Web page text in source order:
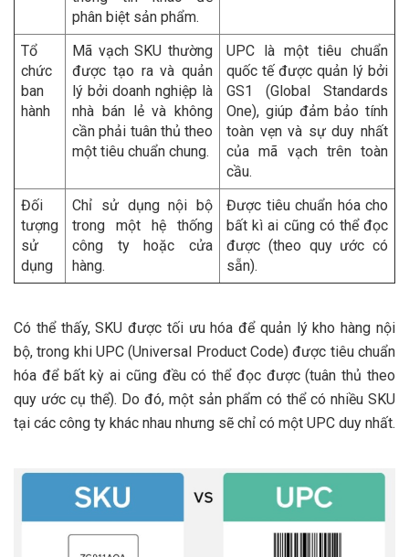
phân biệt sản phẩm.
Tổ
chức
ban
hành
Mã vạch SKU thường
được tạo ra và quản
lý bởi doanh nghiệp là
nhà bán lẻ và không
cần phải tuân thủ theo
một tiêu chuẩn chung.
UPC là một tiêu chuẩn
quốc tế được quản lý bởi
GS1 (Global Standards
One), giúp đảm bảo tính
toàn vẹn và sự duy nhất
của mã vạch trên toàn
cầu.
Đối
tượng
sử
dụng
Chỉ sử dụng nội bộ
trong một hệ thống
công ty hoặc cửa
hàng.
Được tiêu chuẩn hóa cho
bất kì ai cũng có thể đọc
được (theo quy ước có
sẵn).
Có thể thấy, SKU được tối ưu hóa để quản lý kho hàng nội
bộ, trong khi UPC (Universal Product Code) được tiêu chuẩn
hóa để bất kỳ ai cũng đều có thể đọc được (tuân thủ theo
quy ước cụ thể). Do đó, một sản phẩm có thể có nhiều SKU
tại các công ty khác nhau nhưng sẽ chỉ có một UPC duy nhất.